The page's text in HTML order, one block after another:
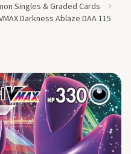
Singles & Graded Cards
Darkness Ablaze DAA 115